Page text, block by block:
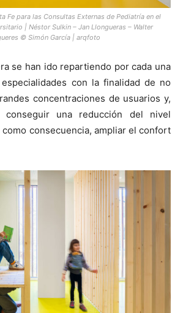
Fe para las Consultas Externas de Pediatría en el
| Néstor Sulkin – Jan Llongueras – Walter
© Simón García | arqfoto
se han ido repartiendo por cada una
con la finalidad de no
concentraciones de usuarios y,
conseguir una reducción del nivel
consecuencia, ampliar el confort